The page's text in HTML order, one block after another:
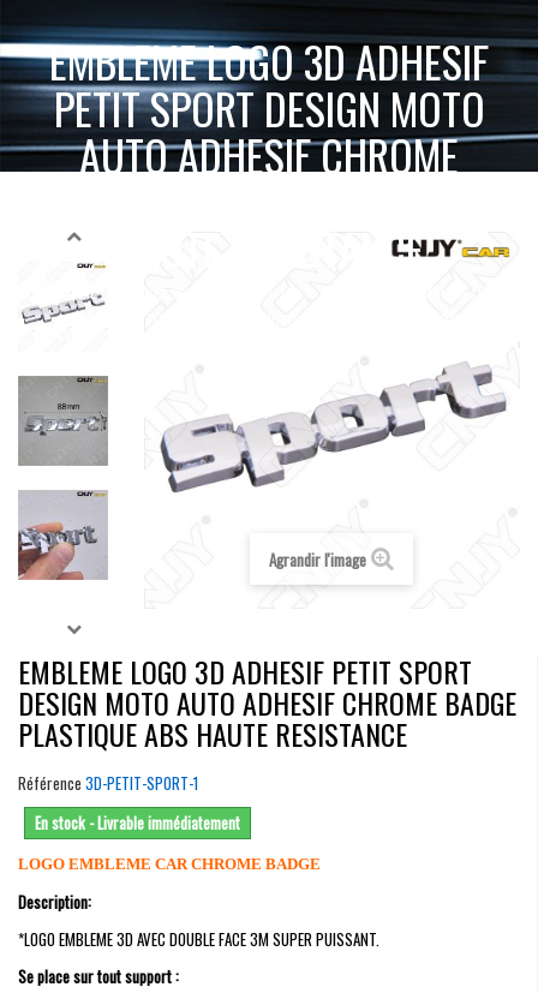
EMBLEME LOGO 3D ADHESIF
PETIT SPORT DESIGN MOTO
AUTO ADHESIF CHROME
HAUTE RESISTANCE
ACCUEIL
3D ADHESIF PETIT SPORT DESIGN MOTO AUTO ADHESIF CHROME BADGE
Agrandir l'image
EMBLEME LOGO 3D ADHESIF PETIT SPORT
DESIGN MOTO AUTO ADHESIF CHROME BADGE
PLASTIQUE ABS HAUTE RESISTANCE
Référence 3D-PETIT-SPORT-1
En stock - Livrable immédiatement
LOGO EMBLEME CAR CHROME BADGE
Description:
*LOGO EMBLEME 3D AVEC DOUBLE FACE 3M SUPER PUISSANT.
Se place sur tout support :